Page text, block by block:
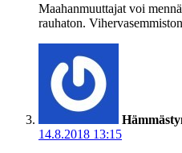
Maahanmuuttajat voi
rauhaton.
14.8.2018 13:15